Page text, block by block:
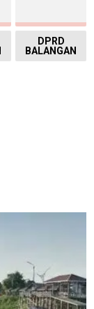
DPRD
BALANGAN